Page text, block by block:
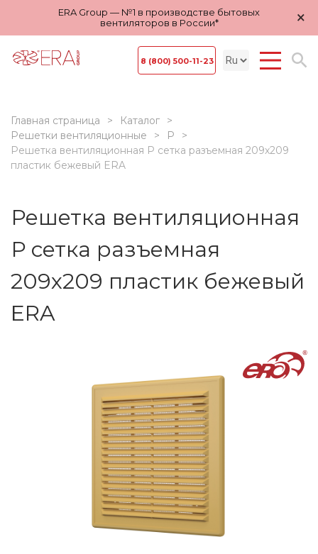
ERA Group — №1 в производстве бытовых
вентиляторов в России*
×
8 (800) 500-11-23
Главная страница
Каталог
Решетки вентиляционные
Р
Решетка вентиляционная Р сетка разъемная 209х209
пластик бежевый ERA
Решетка вентиляционная
Р сетка разъемная
209х209 пластик бежевый
ERA